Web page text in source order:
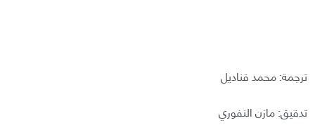
ترجمة: محمد قناديل
تدقيق: مازن النفوري